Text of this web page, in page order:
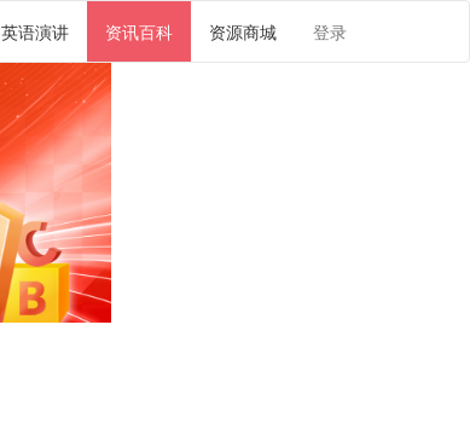
英语演讲 资讯百科 资源商城 登录